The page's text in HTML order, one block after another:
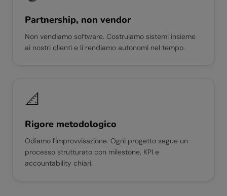
Partnership, non vendor
Non vendiamo software. Costruiamo sistemi insieme
ai nostri clienti e li rendiamo autonomi nel tempo.
📐
Rigore metodologico
Odiamo l'improvvisazione. Ogni progetto segue un
processo strutturato con milestone, KPI e
accountability chiari.